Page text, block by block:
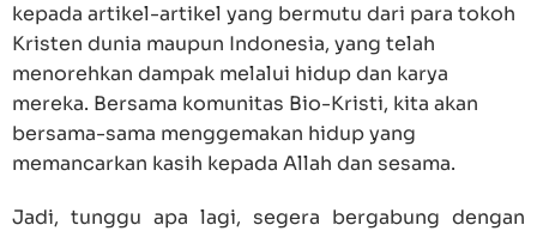
kepada artikel-artikel yang bermutu dari para tokoh
Kristen dunia maupun Indonesia, yang telah
menorehkan dampak melalui hidup dan karya
mereka. Bersama komunitas Bio-Kristi, kita akan
bersama-sama menggemakan hidup yang
memancarkan kasih kepada Allah dan sesama.
Jadi, tunggu apa lagi, segera bergabung dengan